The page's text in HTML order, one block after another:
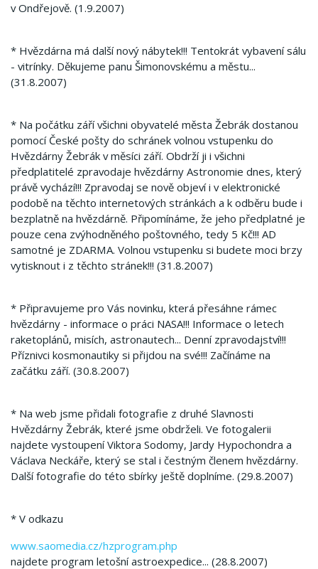
v Ondřejově. (1.9.2007)
* Hvězdárna má další nový nábytek!!! Tentokrát vybavení sálu
- vitrínky. Děkujeme panu Šimonovskému a městu...
(31.8.2007)
* Na počátku září všichni obyvatelé města Žebrák dostanou
pomocí České pošty do schránek volnou vstupenku do
Hvězdárny Žebrák v měsíci září. Obdrží ji i všichni
předplatitelé zpravodaje hvězdárny Astronomie dnes, který
právě vychází!!! Zpravodaj se nově objeví i v elektronické
podobě na těchto internetových stránkách a k odběru bude i
bezplatně na hvězdárně. Připomínáme, že jeho předplatné je
pouze cena zvýhodněného poštovného, tedy 5 Kč!!! AD
samotné je ZDARMA. Volnou vstupenku si budete moci brzy
vytisknout i z těchto stránek!!! (31.8.2007)
* Připravujeme pro Vás novinku, která přesáhne rámec
hvězdárny - informace o práci NASA!!! Informace o letech
raketoplánů, misích, astronautech... Denní zpravodajství!!!
Příznivci kosmonautiky si přijdou na své!!! Začínáme na
začátku září. (30.8.2007)
* Na web jsme přidali fotografie z druhé Slavnosti
Hvězdárny Žebrák, které jsme obdrželi. Ve fotogalerii
najdete vystoupení Viktora Sodomy, Jardy Hypochondra a
Václava Neckáře, který se stal i čestným členem hvězdárny.
Další fotografie do této sbírky ještě doplníme. (29.8.2007)
* V odkazu
www.saomedia.cz/hzprogram.php
najdete program letošní astroexpedice... (28.8.2007)